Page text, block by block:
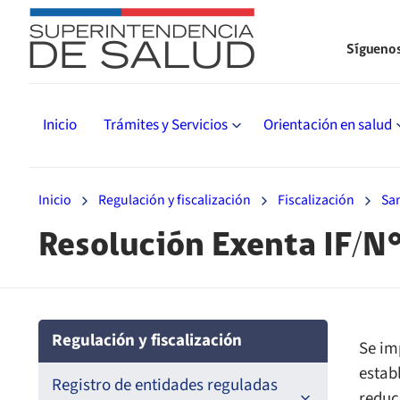
Inicio Trámites y Servicios Orientación en salud
Inicio Regulación y fiscalización Fiscalización
Resolución Exenta IF/
Regulación y fiscalización
Registro de entidades reguladas
Se